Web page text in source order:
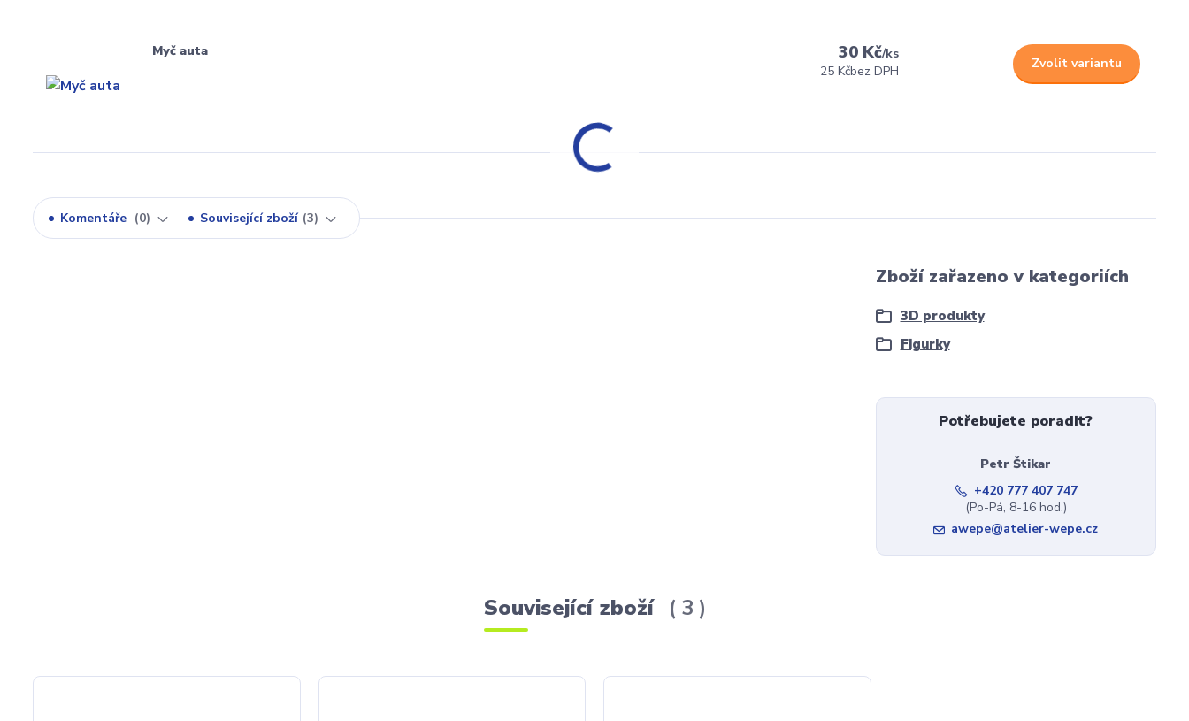
Myč auta 30 Kč/ks
25 Kčbez DPH Zvolit variantu
Komentáře 0 Související zboží 3
Zboží zařazeno v kategoriích
3D produkty
Figurky
Potřebujete poradit?
Petr Štikar
+420 777 407 747
(Po-Pá, 8-16 hod.)
awepe@atelier-wepe.cz
Související zboží 3